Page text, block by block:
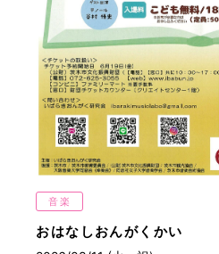
音楽
おはなしおんがくかい